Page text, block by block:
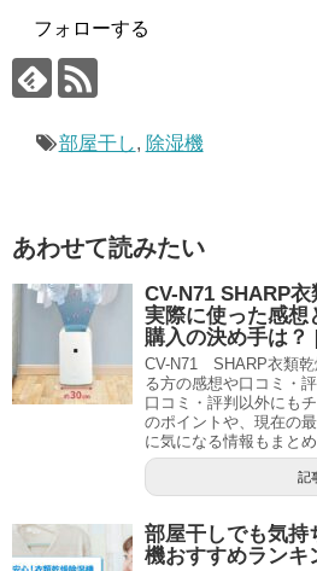
フォローする
部屋干し, 除湿機
あわせて読みたい
CV-N71 SHARP衣
実際に使った感想
購入の決め手は？
CV-N71 SHARP衣類乾
る方の感想や口コミ・
口コミ・評判以外にも
のポイントや、現在の
に気になる情報もまと
記
部屋干しでも気持
機おすすめランキ